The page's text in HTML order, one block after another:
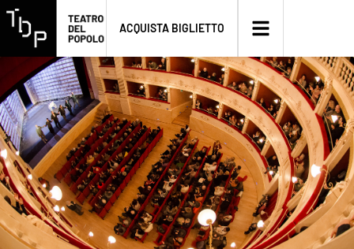
ACQUISTA BIGLIETTO